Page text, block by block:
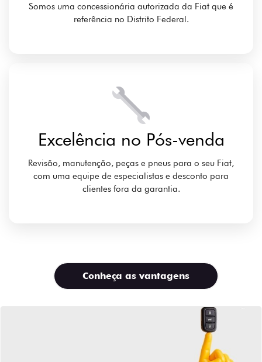
Somos uma concessionária autorizada da Fiat que é
referência no Distrito Federal.
Excelência no Pós-venda
Revisão, manutenção, peças e pneus para o seu Fiat,
com uma equipe de especialistas e desconto para
clientes fora da garantia.
Conheça as vantagens